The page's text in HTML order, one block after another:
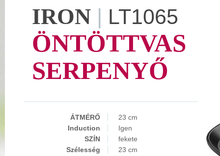
IRON | LT1065
ÖNTÖTTVAS
SERPENYŐ
ÁTMÉRŐ
23 cm
Induction
Igen
SZÍN
fekete
Szélesség
23 cm